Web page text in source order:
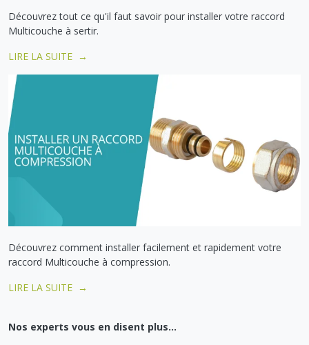
Découvrez tout ce qu'il faut savoir pour installer votre raccord
Multicouche à sertir.
LIRE LA SUITE →
Découvrez comment installer facilement et rapidement votre
raccord Multicouche à compression.
LIRE LA SUITE →
Nos experts vous en disent plus...